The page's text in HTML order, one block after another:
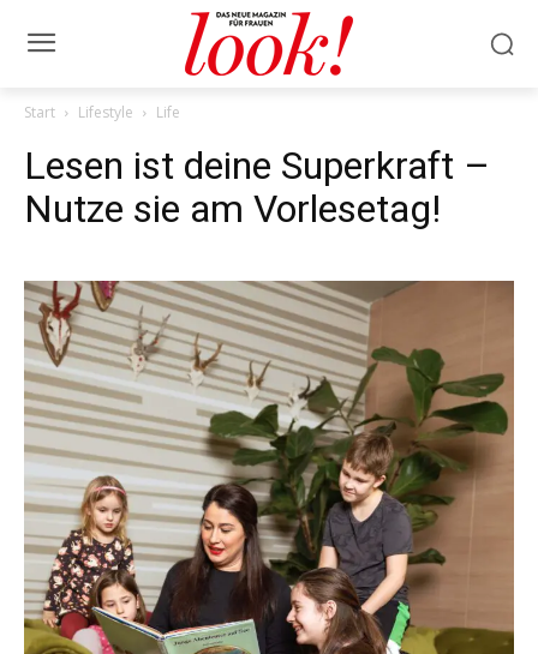
Start Lifestyle Life
Lesen ist deine Superkraft –
Nutze sie am Vorlesetag!